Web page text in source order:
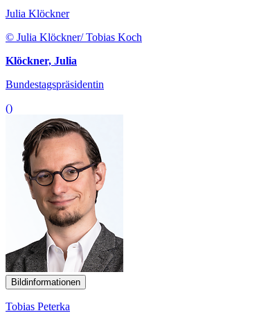
Julia Klöckner
© Julia Klöckner/ Tobias Koch
Klöckner, Julia
Bundestagspräsidentin
()
Bildinformationen
Tobias Peterka